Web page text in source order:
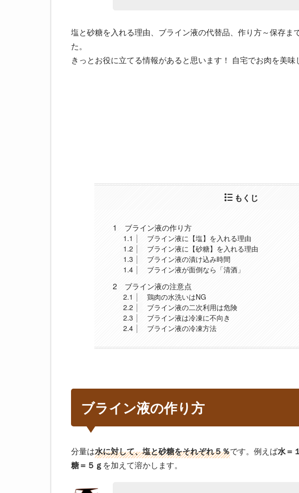
塩と砂糖を入れる理由、ブライン液の代替品、作り方～保存ま
た。
きっとお役に立てる情報があると思います！ 自宅でお肉を美
もくじ
1 ブライン液の作り方
1.1
ブライン液に【塩】を入れる理由
1.2
ブライン液に【砂糖】を入れる理由
1.3
ブライン液の漬け込み時間
1.4
ブライン液が面倒なら「清酒」
2 ブライン液の注意点
2.1
鶏肉の水洗いはNG
2.2
ブライン液の二次利用は危険
2.3
ブライン液は冷凍に不向き
2.4
ブライン液の冷凍方法
ブライン液の作り方
分量は水に対して、塩と砂糖をそれぞれ５％です。例えば水＝
糖＝５ｇ を加えて溶かします。